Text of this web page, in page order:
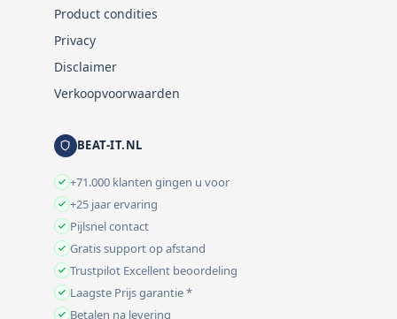
Product condities
Privacy
Disclaimer
Verkoopvoorwaarden
BEAT-IT.NL
+71.000 klanten gingen u voor
+25 jaar ervaring
Pijlsnel contact
Gratis support op afstand
Trustpilot Excellent beoordeling
Laagste Prijs garantie *
Betalen na levering